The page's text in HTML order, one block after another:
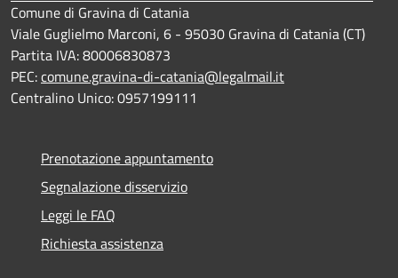
Comune di Gravina di Catania
Viale Guglielmo Marconi, 6 - 95030 Gravina di Catania (CT)
Partita IVA: 80006830873
PEC:comune.gravina-di-catania@legalmail.it
Centralino Unico: 0957199111
Prenotazione appuntamento
Segnalazione disservizio
Leggi le FAQ
Richiesta assistenza